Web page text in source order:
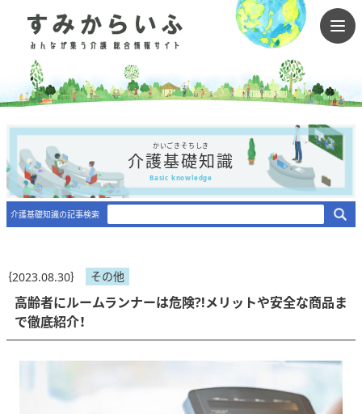
かいごきそちしき
介護基礎知識
Basic knowledge
介護基礎知識の記事検索
｛2023.08.30｝ その他
高齢者にルームランナーは危険?!メリットや安全な商品ま
で徹底紹介！